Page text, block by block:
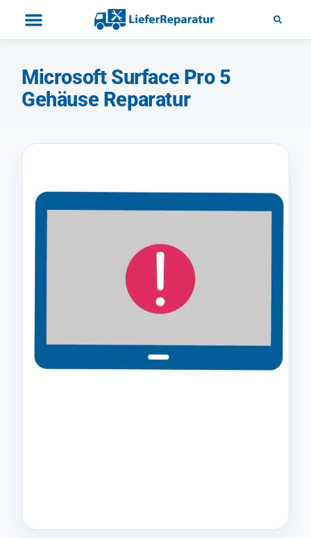
Microsoft Surface Pro 5
Gehäuse Reparatur